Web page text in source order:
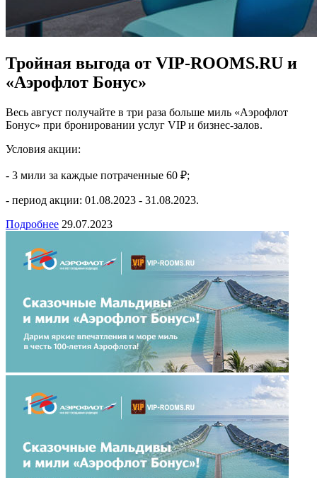
Тройная выгода от VIP-ROOMS.RU и
«Аэрофлот Бонус»
Весь август получайте в три раза больше миль «Аэрофлот
Бонус» при бронировании услуг VIP и бизнес-залов.
Условия акции:
- 3 мили за каждые потраченные 60 ₽;
- период акции: 01.08.2023 - 31.08.2023.
Подробнее 29.07.2023